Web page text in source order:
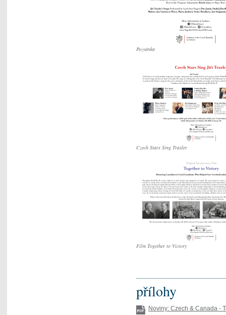
Pozvánka
Czech Stars Sing Traxler
Film Together to Victory
přílohy
Noviny: Czech & Canada -